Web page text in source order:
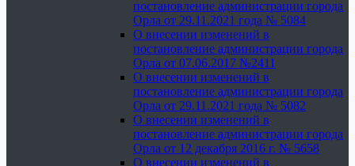
постановление администрации города
Орла от 29.11.2021 года № 5084
О внесении изменений в
постановление администрации города
Орла от 07.06.2017 №2411
О внесении изменений в
постановление администрации города
Орла от 29.11.2021 года № 5082
О внесении изменений в
постановление администрации города
Орла от 12 декабря 2016 г. № 5658
О внесении изменений в